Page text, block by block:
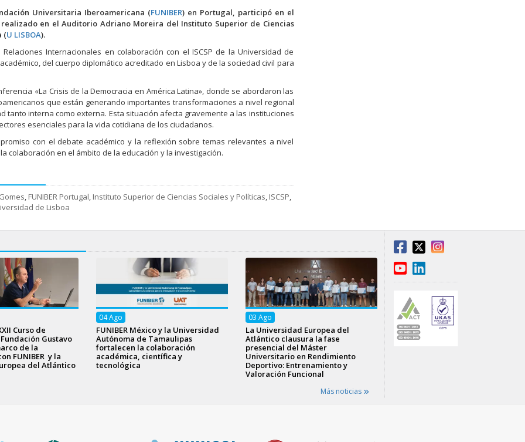
Universitaria Iberoamericana (FUNIBER) en Portugal, participó en el
en el Auditorio Adriano Moreira del Instituto Superior de Ciencias
(U LISBOA).
Internacionales en colaboración con el ISCSP de la Universidad de
del cuerpo diplomático acreditado en Lisboa y de la sociedad civil para
«La Crisis de la Democracia en América Latina», donde se abordaron las
que están generando importantes transformaciones a nivel regional
interna como externa. Esta situación afecta gravemente a las instituciones
esenciales para la vida cotidiana de los ciudadanos.
con el debate académico y la reflexión sobre temas relevantes a nivel
colaboración en el ámbito de la educación y la investigación.
FUNIBER Portugal Instituto Superior de Ciencias Sociales y Políticas ISCSP
de Lisboa
Curso de
Gustavo
de la
FUNIBER y la
del Atlántico
04Ago
FUNIBER México y la Universidad
Autónoma de Tamaulipas
fortalecen la colaboración
académica, científica y
tecnológica
03 Ago
La Universidad Europea del
Atlántico clausura la fase
presencial del Máster
Universitario en Rendimiento
Deportivo: Entrenamiento y
Valoración Funcional
Más noticias